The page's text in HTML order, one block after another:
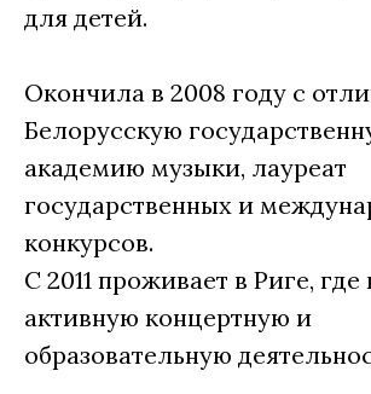
для детей.
Окончила в 2008 году с
Белорусскую
академию музыки, лауреат
государственных и
конкурсов.
С 2011 проживает в Риге, где
активную концертную и
образовательную